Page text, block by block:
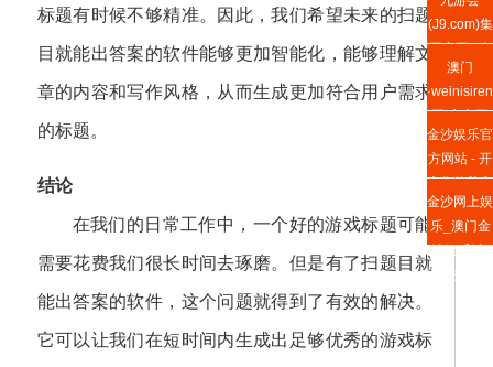
标题有时候不够精准。因此，我们希望未来的扫题
目就能出答案的软件能够更加智能化，能够理解文
章的内容和写作风格，从而生成更加符合用户需求
的标题。
结论
在我们的日常工作中，一个好的游戏标题可能
需要花费我们很长时间去琢磨。但是有了扫题目就
能出答案的软件，这个问题就得到了有效的解决。
它可以让我们在短时间内生成出足够优秀的游戏标
入
(J9.com)集
团官网 | 真
人游戏第一
品牌
澳门
国)官方网
站
金沙娱乐官
方网站 - 开
启您的尊享
互动娱乐之
旅
金沙网上娱
乐_澳门金
沙娱乐城-
手机投注网